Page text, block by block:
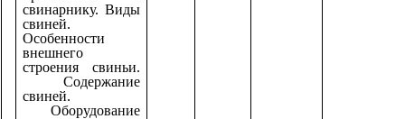
свинарнику. Виды
свиней.
Особенности
внешнего
строения свиньи.
Содержание
свиней.
Оборудование